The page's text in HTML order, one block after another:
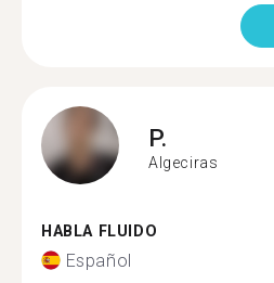
P.
Algeciras
HABLA FLUIDO
Español